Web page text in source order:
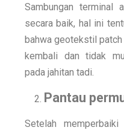
Sambungan terminal
secara baik, hal ini
bahwa geotekstil
kembali dan tidak
pada jahitan tadi.
Pantau
Setelah